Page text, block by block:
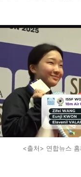
<출처> 연합뉴스